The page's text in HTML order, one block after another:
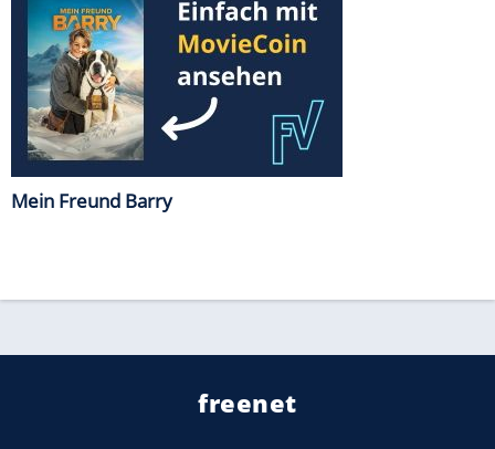
Mein Freund Barry
freenet